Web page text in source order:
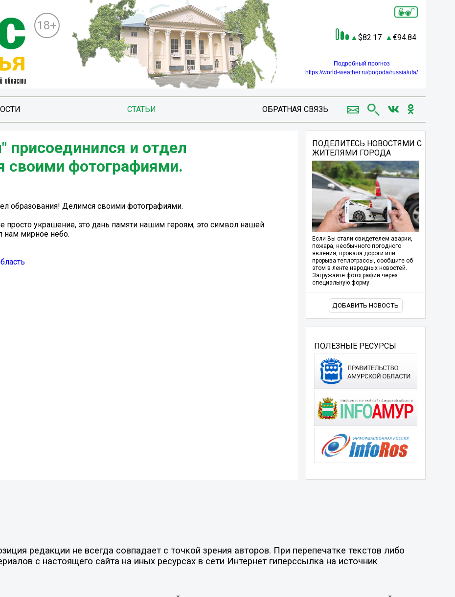
18+
82.17 94.84
Подробный прогноз
https://world-weather.ru/pogoda/russia/ufa/
СТАТЬИ ОБРАТНАЯ СВЯЗЬ
присоединился и отдел
своими фотографиями.
образования! Делимся своими фотографиями.
просто украшение, это дань памяти нашим героям, это символ нашей
нам мирное небо.
ПОДЕЛИТЕСЬ НОВОСТЯМИ С
ЖИТЕЛЯМИ ГОРОДА
Если Вы стали свидетелем аварии,
пожара, необычного погодного
явления, провала дороги или
прорыва теплотрассы, сообщите об
этом в ленте народных новостей.
Загружайте фотографии через
специальную форму.
ДОБАВИТЬ НОВОСТЬ
ПОЛЕЗНЫЕ РЕСУРСЫ
редакции не всегда совпадает с точкой зрения авторов. При перепечатке текстов либо
с настоящего сайта на иных ресурсах в сети Интернет гиперссылка на источник